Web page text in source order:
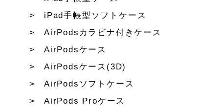
iPad手帳型ソフトケース
AirPodsカラビナ付きケース
AirPodsケース
AirPodsケース(3D)
AirPodsソフトケース
AirPods Proケース